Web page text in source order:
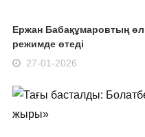
Ержан Бабақұмаровтың
режимде өтеді
27-01-2026